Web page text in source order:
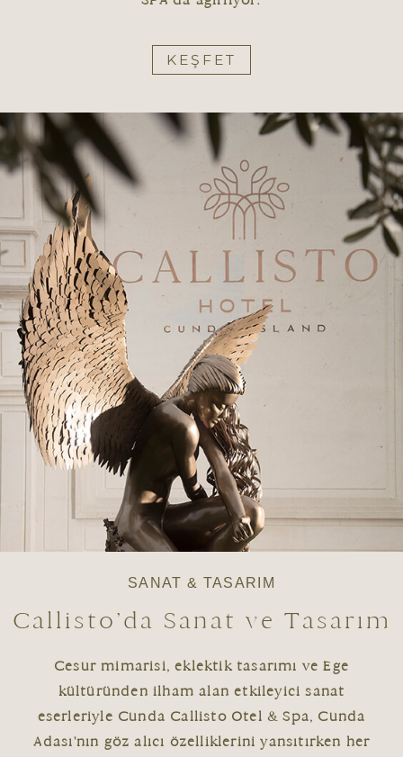
KEŞFET
SANAT & TASARIM
Callisto’da Sanat ve Tasarım
Cesur mimarisi, eklektik tasarımı ve Ege
kültüründen ilham alan etkileyici sanat
eserleriyle Cunda Callisto Otel & Spa, Cunda
Adası'nın göz alıcı özelliklerini yansıtırken her